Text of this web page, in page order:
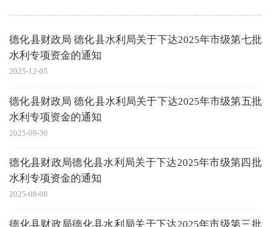
德化县财政局 德化县水利局关于下达2025年市级第七批
水利专项资金的通知
2025-12-05
德化县财政局 德化县水利局关于下达2025年市级第五批
水利专项资金的通知
2025-09-30
德化县财政局德化县水利局关于下达2025年市级第四批
水利专项资金的通知
2025-08-08
德化县财政局德化县水利局关于下达2025年市级第三批